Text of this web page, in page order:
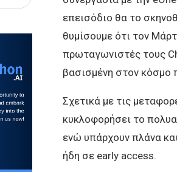
επεισόδιο θα το
θυμίσουμε ότι τον
πρωταγωνιστές τους
βασισμένη στον κόσμο
Σχετικά με τις
κυκλοφορήσει το
ενώ υπάρχουν πλάνα
ήδη σε early access.